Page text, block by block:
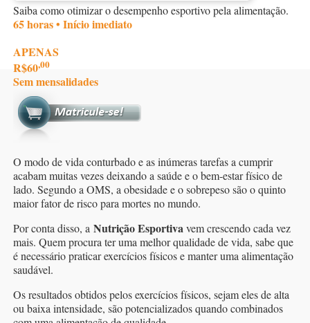
Saiba como otimizar o desempenho esportivo pela alimentação.
65 horas • Início imediato
APENAS
R$60,00
Sem mensalidades
O modo de vida conturbado e as inúmeras tarefas a cumprir
acabam muitas vezes deixando a saúde e o bem-estar físico de
lado. Segundo a OMS, a obesidade e o sobrepeso são o quinto
maior fator de risco para mortes no mundo.
Por conta disso, a Nutrição Esportivavem crescendo cada vez
mais. Quem procura ter uma melhor qualidade de vida, sabe que
é necessário praticar exercícios físicos e manter uma alimentação
saudável.
Os resultados obtidos pelos exercícios físicos, sejam eles de alta
ou baixa intensidade, são potencializados quando combinados